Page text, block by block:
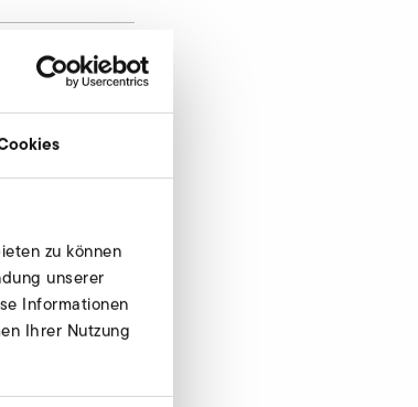
zu können
unserer
Informationen
Ihrer Nutzung